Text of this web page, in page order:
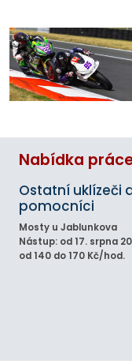
Nabídka
Ostatní uklízeči
pomocníci
Mosty u Jablunkova
Nástup: od 17. srpna
od 140 do 170 Kč/hod.